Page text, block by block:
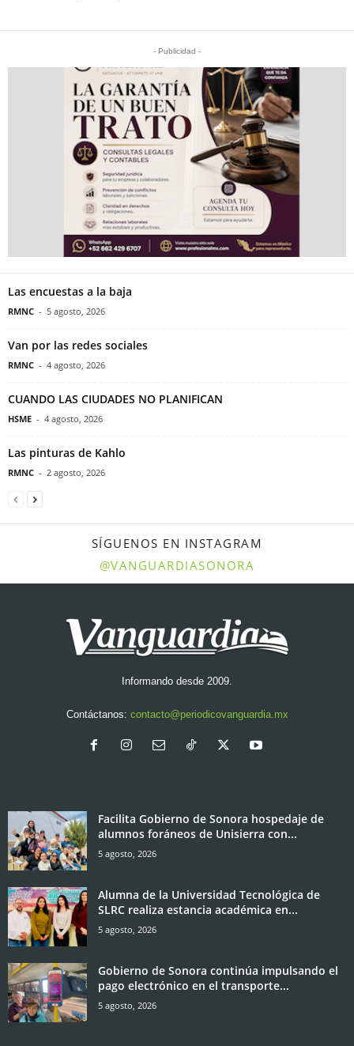
- Publicidad -
Las encuestas a la baja
RMNC - 5 agosto, 2026
Van por las redes sociales
RMNC - 4 agosto, 2026
CUANDO LAS CIUDADES NO PLANIFICAN
HSME - 4 agosto, 2026
Las pinturas de Kahlo
RMNC - 2 agosto, 2026
SÍGUENOS EN INSTAGRAM
@VANGUARDIASONORA
Informando desde 2009.
Contáctanos: contacto@periodicovanguardia.mx
Facilita Gobierno de Sonora hospedaje de
alumnos foráneos de Unisierra con...
5 agosto, 2026
Alumna de la Universidad Tecnológica de
SLRC realiza estancia académica en...
5 agosto, 2026
Gobierno de Sonora continúa impulsando el
pago electrónico en el transporte...
5 agosto, 2026